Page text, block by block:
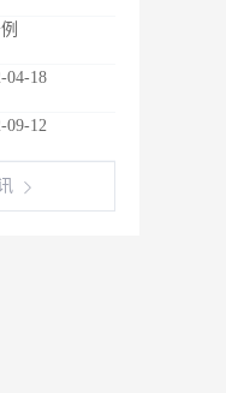
04-18
09-12